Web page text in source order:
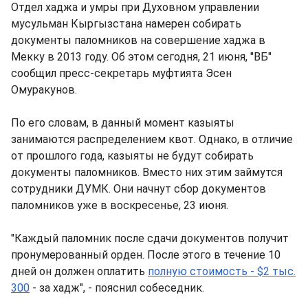
Отдел хаджа и умры при Духовном управлении
мусульман Кыргызстана намерен собирать
документы паломников на совершение хаджа в
Мекку в 2013 году. Об этом сегодня, 21 июня, "ВБ"
сообщил пресс-секретарь муфтията Эсен
Омуракунов.
По его словам, в данный момент казыяты
занимаются распределением квот. Однако, в отличие
от прошлого года, казыяты не будут собирать
документы паломников. Вместо них этим займутся
сотрудники ДУМК. Они начнут сбор документов
паломников уже в воскресенье, 23 июня.
"Каждый паломник после сдачи документов получит
пронумерованный орден. После этого в течение 10
дней он должен оплатить полную стоимость - $2 тыс.
300 - за хадж", - пояснил собеседник.